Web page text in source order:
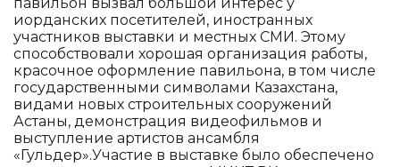
иорданских посетителей, иностранных
участников выставки и местных СМИ. Этому
способствовали хорошая организация работы,
красочное оформление павильона, в том числе
государственными символами Казахстана,
видами новых строительных сооружений
Астаны, демонстрация видеофильмов и
выступление артистов ансамбля
«Гульдер».Участие в выставке было обеспечено